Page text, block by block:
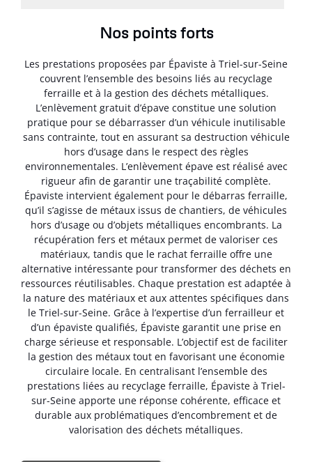
Nos points forts
Les prestations proposées par Épaviste à Triel-sur-Seine
couvrent l’ensemble des besoins liés au recyclage
ferraille et à la gestion des déchets métalliques.
L’enlèvement gratuit d’épave constitue une solution
pratique pour se débarrasser d’un véhicule inutilisable
sans contrainte, tout en assurant sa destruction véhicule
hors d’usage dans le respect des règles
environnementales. L’enlèvement épave est réalisé avec
rigueur afin de garantir une traçabilité complète.
Épaviste intervient également pour le débarras ferraille,
qu’il s’agisse de métaux issus de chantiers, de véhicules
hors d’usage ou d’objets métalliques encombrants. La
récupération fers et métaux permet de valoriser ces
matériaux, tandis que le rachat ferraille offre une
alternative intéressante pour transformer des déchets en
ressources réutilisables. Chaque prestation est adaptée à
la nature des matériaux et aux attentes spécifiques dans
le Triel-sur-Seine. Grâce à l’expertise d’un ferrailleur et
d’un épaviste qualifiés, Épaviste garantit une prise en
charge sérieuse et responsable. L’objectif est de faciliter
la gestion des métaux tout en favorisant une économie
circulaire locale. En centralisant l’ensemble des
prestations liées au recyclage ferraille, Épaviste à Triel-
sur-Seine apporte une réponse cohérente, efficace et
durable aux problématiques d’encombrement et de
valorisation des déchets métalliques.